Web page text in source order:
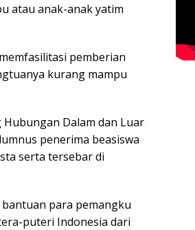
atau anak-anak yatim
pemberian
kurang mampu
Hubungan Dalam dan Luar
penerima beasiswa
serta tersebar di
para pemangku
puteri Indonesia dari